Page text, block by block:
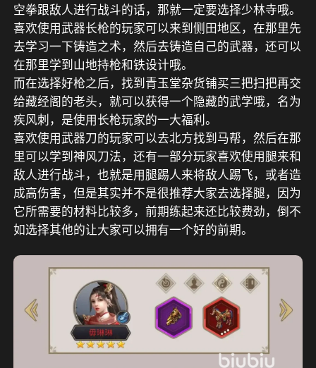
空拳跟敌人进行战斗的话，那就一定要选择少林寺哦。
喜欢使用武器长枪的玩家可以来到侧田地区，在那里先
去学习一下铸造之术，然后去铸造自己的武器，还可以
在那里学到山地持枪和铁设计哦。
而在选择好枪之后，找到青玉堂杂货铺买三把扫把再交
给藏经阁的老头，就可以获得一个隐藏的武学哦，名为
疾风刺，是使用长枪玩家的一大福利。
喜欢使用武器刀的玩家可以去北方找到马帮，然后在那
里可以学到神风刀法，还有一部分玩家喜欢使用腿来和
敌人进行战斗，也就是用腿踢人来将敌人踢飞，或者造
成高伤害，但是其实并不是很推荐大家去选择腿，因为
它所需要的材料比较多，前期练起来还比较费劲，倒不
如选择其他的让大家可以拥有一个好的前期。